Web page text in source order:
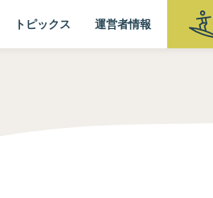
トピックス 運営者情報